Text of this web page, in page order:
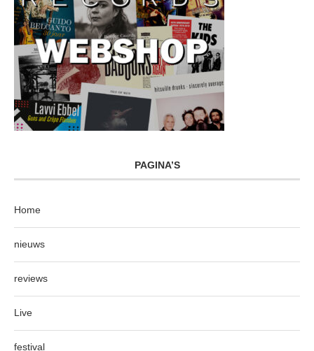
PAGINA’S
Home
nieuws
reviews
Live
festival